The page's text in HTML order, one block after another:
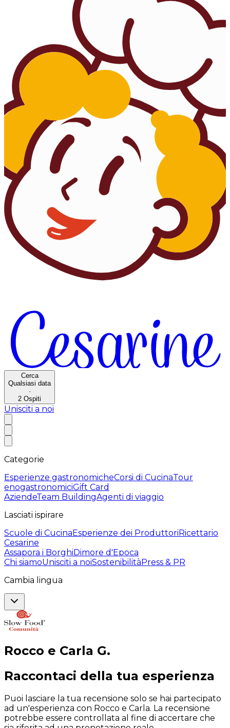
Cerca
Qualsiasi data
·
2 Ospiti
Unisciti a noi
Categorie
Esperienze gastronomicheCorsi di CucinaTour
enogastronomiciGift Card
AziendeTeam BuildingAgenti di viaggio
Lasciati ispirare
Scuole di CucinaEsperienze dei ProduttoriRicettario
Cesarine
Assapora i BorghiDimore d'Epoca
Chi siamoUnisciti a noiSostenibilitàPress & PR
Cambia lingua
Rocco e Carla G.
Raccontaci della tua esperienza
Puoi lasciare la tua recensione solo se hai partecipato
ad un'esperienza con Rocco e Carla. La recensione
potrebbe essere controllata al fine di accertare che